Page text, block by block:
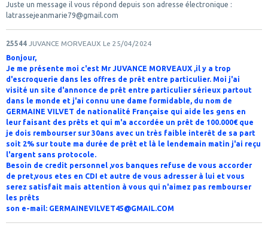
Juste un message il vous répond depuis son adresse électronique :
latrassejeanmarie79@gmail.com
25544 JUVANCE MORVEAUX Le 25/04/2024
Bonjour,
Je me présente moi c'est Mr JUVANCE MORVEAUX ,il y a trop
d'escroquerie dans les offres de prêt entre particulier. Moi j'ai
visité un site d'annonce de prêt entre particulier sérieux partout
dans le monde et j'ai connu une dame formidable, du nom de
GERMAINE VILVET de nationalité Française qui aide les gens en
leur faisant des prêts et qui m'a accordée un prêt de 100.000€ que
je dois rembourser sur 30ans avec un très faible interêt de sa part
soit 2% sur toute ma durée de prêt et là le lendemain matin j'ai reçu
l'argent sans protocole.
Besoin de credit personnel ,vos banques refuse de vous accorder
de pret,vous etes en CDI et autre de vous adresser à lui et vous
serez satisfait mais attention à vous qui n'aimez pas rembourser
les prêts
son e-mail: GERMAINEVILVET45@GMAIL.COM